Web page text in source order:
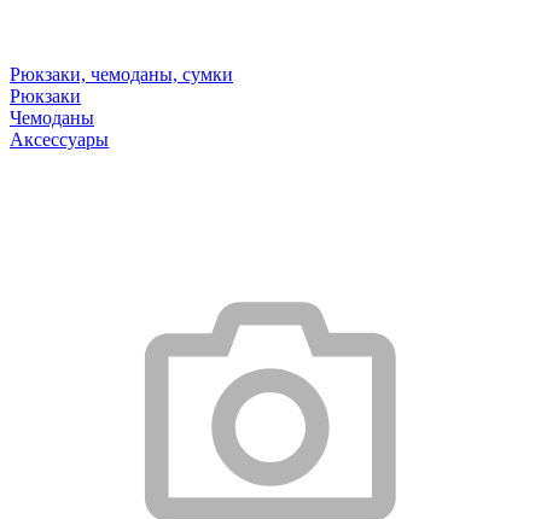
Рюкзаки, чемоданы, сумки
Рюкзаки
Чемоданы
Аксессуары